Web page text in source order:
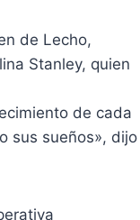
de Lecho,
Stanley, quien
de cada
sus sueños», dijo